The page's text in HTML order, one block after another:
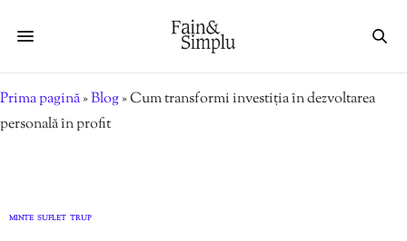
Prima pagină»Blog»Cum transformi investiția în dezvoltarea
personală în profit
MINTE SUFLET TRUP